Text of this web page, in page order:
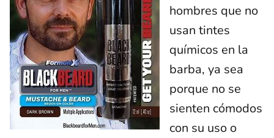
hombres que no
usan tintes
químicos en la
barba, ya sea
porque no se
sienten cómodos
con su uso o